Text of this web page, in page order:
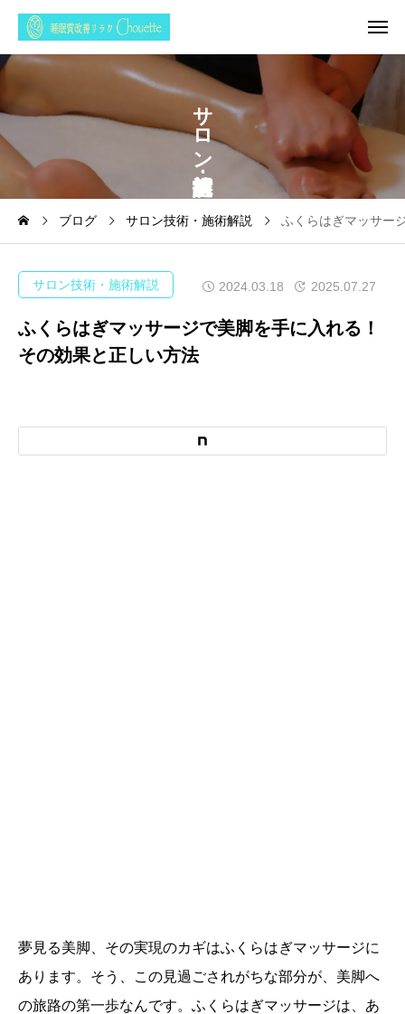
サ
ロ
ン
ブログ サロン技術・施術解説 ふくらはぎマッサー
サロン技術・施術解説 2024.03.18 2025.07.27
ふくらはぎマッサージで美脚を手に入れる！
その効果と正しい方法
夢見る美脚、その実現のカギはふくらはぎマッサージに
あります。そう、この見過ごされがちな部分が、美脚へ
の旅路の第一歩なんです。ふくらはぎマッサージは、あ